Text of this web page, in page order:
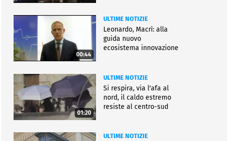
00:44
ULTIME NOTIZIE
Leonardo, Macrì: alla
guida nuovo
ecosistema innovazione
01:20
ULTIME NOTIZIE
Si respira, via l'afa al
nord, il caldo estremo
resiste al centro-sud
ULTIME NOTIZIE